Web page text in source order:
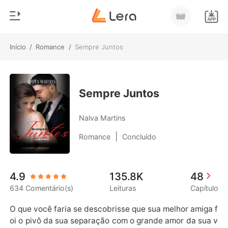
Início / Romance / Sempre Juntos
Loja
Histórico
Sair
Baixar App
Gênero
Moderno
Lobisomem
Contos
Bilionários
Sempre Juntos
Nalva Martins
Romance Concluído
4.9
634 Comentário(s)
135.8K
Leituras
48
Capítulo
O que você faria se descobrisse que sua melhor amiga f
oi o pivô da sua separação com o grande amor da sua v